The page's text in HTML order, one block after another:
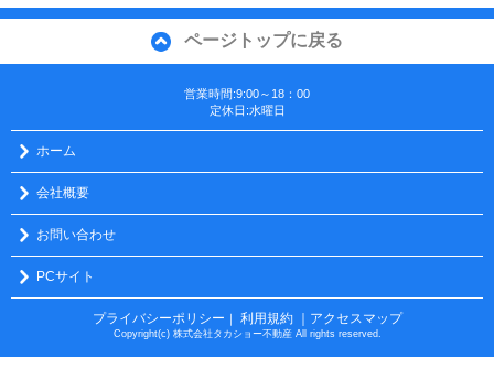
ページトップに戻る
営業時間:9:00～18：00
定休日:水曜日
ホーム
会社概要
お問い合わせ
PCサイト
プライバシーポリシー ｜ 利用規約 ｜アクセスマップ
Copyright(c) 株式会社タカショー不動産 All rights reserved.